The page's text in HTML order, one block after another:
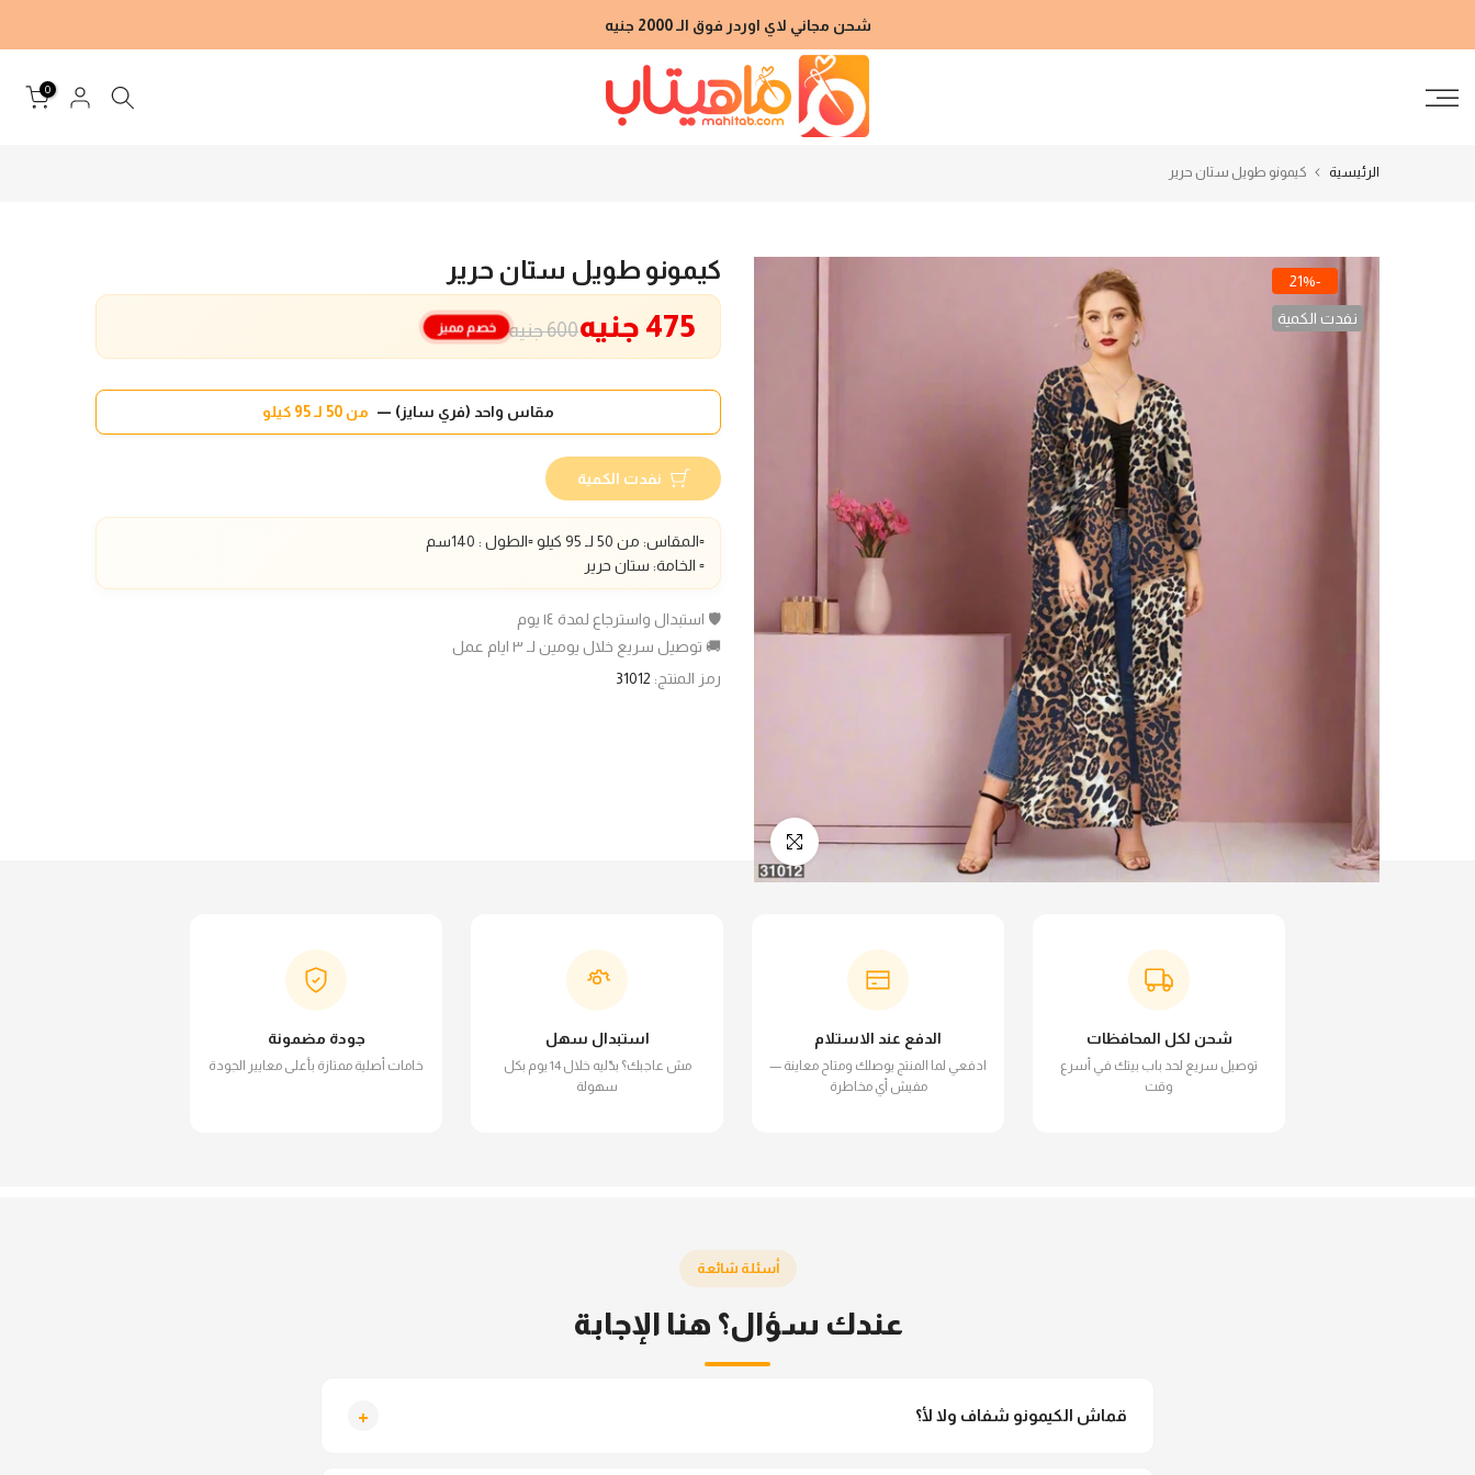
إلى
شحن مجاني لاي اوردر فوق الـ 2000 جنيه
0
الرئيسية كيمونو طويل ستان حرير
-21%
نفدت الكمية
انقر للتكبير
كيمونو طويل ستان حرير
600 جنيه 475 جنيه خصم مميز
مقاس واحد (فري سايز) — من 50 لـ 95 كيلو
نفدت الكمية
▫️المقاس: من 50 لـ 95 كيلو ▫️الطول : 140سم
▫️ الخامة: ستان حرير
🛡️ استبدال واسترجاع لمدة ١٤ يوم
🚚 توصيل سريع خلال يومين لـ ٣ ايام عمل
رمز المنتج: 31012
شحن لكل المحافظات
توصيل سريع لحد باب بيتك في أسرع
وقت
الدفع عند الاستلام
ادفعي لما المنتج يوصلك ومتاح معاينة —
مفيش أي مخاطرة
استبدال سهل
مش عاجبك؟ بدّليه خلال 14 يوم بكل
سهولة
جودة مضمونة
خامات أصلية ممتازة بأعلى معايير الجودة
أسئلة شائعة
عندك سؤال؟ هنا الإجابة
قماش الكيمونو شفاف ولا لأ؟ +